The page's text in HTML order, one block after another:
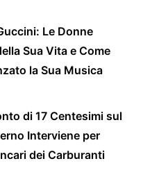
Le Donne
Sua Vita e Come
la Sua Musica
di 17 Centesimi sul
Interviene per
dei Carburanti